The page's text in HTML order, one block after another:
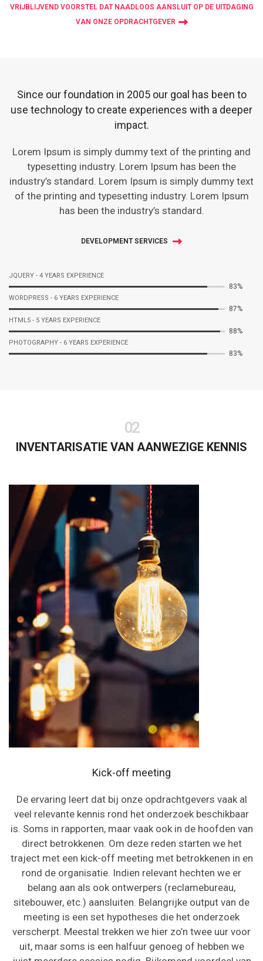
VRIJBLIJVEND VOORSTEL DAT NAADLOOS AANSLUIT OP DE UITDAGING
VAN ONZE OPDRACHTGEVER
Since our foundation in 2005 our goal has been to
use technology to create experiences with a deeper
impact.
Lorem Ipsum is simply dummy text of the printing and
typesetting industry. Lorem Ipsum has been the
industry’s standard. Lorem Ipsum is simply dummy text
of the printing and typesetting industry. Lorem Ipsum
has been the industry’s standard.
DEVELOPMENT SERVICES
JQUERY - 4 YEARS EXPERIENCE
92%
WORDPRESS - 6 YEARS EXPERIENCE
97%
HTML5 - 5 YEARS EXPERIENCE
98%
PHOTOGRAPHY - 6 YEARS EXPERIENCE
92%
02
INVENTARISATIE VAN AANWEZIGE KENNIS
Kick-off meeting
De ervaring leert dat bij onze opdrachtgevers vaak al
veel relevante kennis rond het onderzoek beschikbaar
is. Soms in rapporten, maar vaak ook in de hoofden van
direct betrokkenen. Om deze reden starten we het
traject met een kick-off meeting met betrokkenen in en
rond de organisatie. Indien relevant hechten we er
belang aan als ook ontwerpers (reclamebureau,
sitebouwer, etc.) aansluiten. Belangrijke output van de
meeting is een set hypotheses die het onderzoek
verscherpt. Meestal trekken we hier zo’n twee uur voor
uit, maar soms is een halfuur genoeg of hebben we